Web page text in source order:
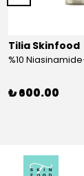
Tilia Skinfood
₺ 600.00